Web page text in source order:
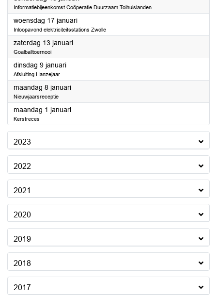
Informatiebijeenkomst Coöperatie Duurzaam Tolhuislanden
woensdag 17 januari2024
Inloopavond elektriciteitsstations Zwolle
zaterdag 13 januari2024
Goalballtoernooi
dinsdag 9 januari2024
Afsluiting Hanzejaar
maandag 8 januari2024
Nieuwjaarsreceptie
maandag 1 januari2024
Kerstreces
2023
2022
2021
2020
2019
2018
2017